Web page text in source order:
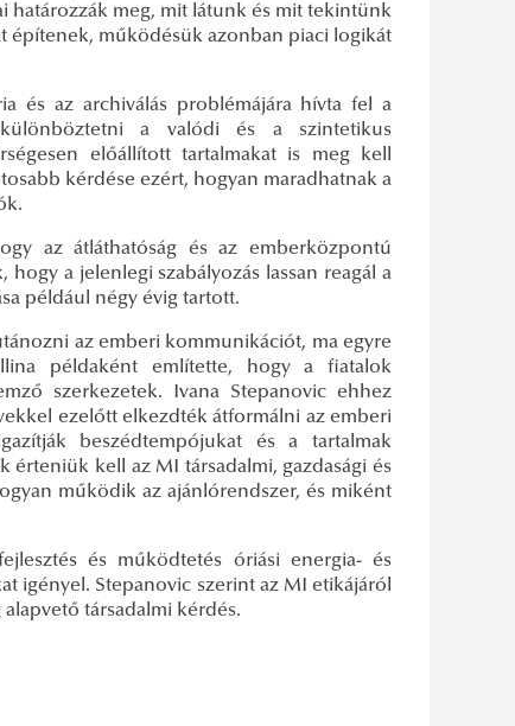
határozzák meg, mit látunk és mit tekintünk
építenek, működésük azonban piaci logikát
és az archiválás problémájára hívta fel a
a valódi és a szintetikus
előállított tartalmakat is meg kell
kérdése ezért, hogyan maradhatnak a
az átláthatóság és az emberközpontú
a jelenlegi szabályozás lassan reagál a
például négy évig tartott.
az emberi kommunikációt, ma egyre
példaként említette, hogy a fiatalok
szerkezetek. Ivana Stepanovic ehhez
ezelőtt elkezdték átformálni az emberi
beszédtempójukat és a tartalmak
érteniük kell az MI társadalmi, gazdasági és
működik az ajánlórendszer, és miként
és működtetés óriási energia- és
igényel. Stepanovic szerint az MI etikájáról
társadalmi kérdés.